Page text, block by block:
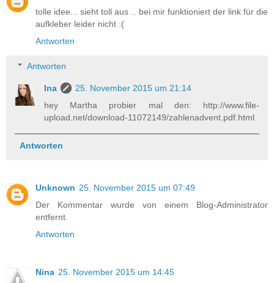
tolle idee... sieht toll aus .. bei mir funktioniert der link für die
aufkleber leider nicht :(
Antworten
Antworten
Ina
25. November 2015 um 21:14
hey Martha probier mal den: http://www.file-
upload.net/download-11072149/zahlenadvent.pdf.html
Antworten
Unknown 25. November 2015 um 07:49
Der Kommentar wurde von einem Blog-Administrator
entfernt.
Antworten
Nina 25. November 2015 um 14:45